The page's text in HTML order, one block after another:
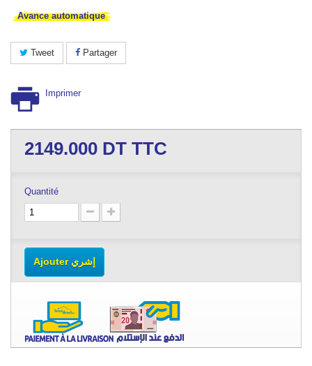
Avance automatique
Tweet Partager
Imprimer
2149.000 DT TTC
Quantité
Ajouter إشري